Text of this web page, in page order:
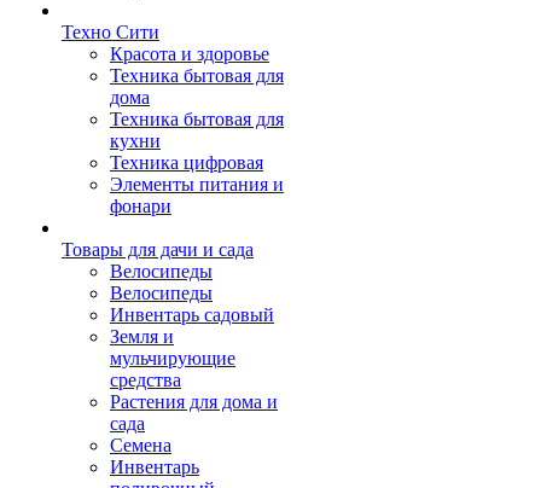
Техно Сити
Красота и здоровье
Техника бытовая для
дома
Техника бытовая для
кухни
Техника цифровая
Элементы питания и
фонари
Товары для дачи и сада
Велосипеды
Велосипеды
Инвентарь садовый
Земля и
мульчирующие
средства
Растения для дома и
сада
Семена
Инвентарь